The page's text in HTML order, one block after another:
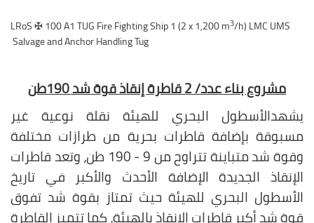
3/h) LMC UMS
Salvage and Anchor Handling Tug
مشروع بناء عدد/ 2 قاطرة إنقاذ قوة شد 190طن
يشهدالأسطول البحري للهيئة نقلة نوعية غير
مسبوقة بإضافة قاطرات بحرية من طرازات مختلفة
وقوة شد متباينة تتراوح من 9
-
190 طن، وتعد قاطرات
الإنقاذ الجديدة الإضافة الأحدث والأكبر في تاريخ
الأسطول البحري للهيئة حيث تمتاز بقوة شد تفوق
قوة شد أكبر قاطرات الإنقاذ بالهيئة، كما تتميز القاطرة